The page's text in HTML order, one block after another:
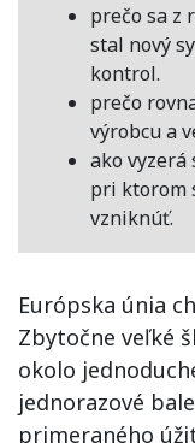
prečo sa z
stal nový
kontrol.
prečo
výrobcu a
ako vyzerá
pri ktorom
vzniknúť.
Európska únia
Zbytočne veľké
okolo
jednorazové
primeraného